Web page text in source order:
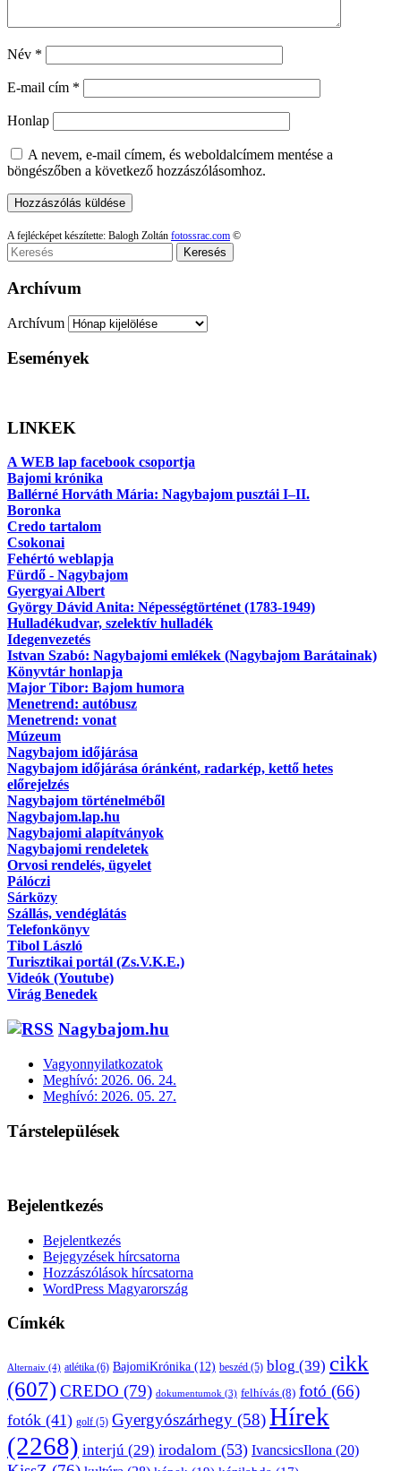
Név *
E-mail cím *
Honlap
A nevem, e-mail címem, és weboldalcímem mentése a
böngészőben a következő hozzászólásomhoz.
A fejlécképet készítette: Balogh Zoltán fotossrac.com ©
Keresés
Archívum
Archívum
Események
LINKEK
A WEB lap facebook csoportja
Bajomi krónika
Ballérné Horváth Mária: Nagybajom pusztái I–II.
Boronka
Credo tartalom
Csokonai
Fehértó weblapja
Fürdő - Nagybajom
Gyergyai Albert
György Dávid Anita: Népességtörténet (1783-1949)
Hulladékudvar, szelektív hulladék
Idegenvezetés
Istvan Szabó: Nagybajomi emlékek (Nagybajom Barátainak)
Könyvtár honlapja
Major Tibor: Bajom humora
Menetrend: autóbusz
Menetrend: vonat
Múzeum
Nagybajom időjárása
Nagybajom időjárása óránként, radarkép, kettő hetes
előrejelzés
Nagybajom történelméből
Nagybajom.lap.hu
Nagybajomi alapítványok
Nagybajomi rendeletek
Orvosi rendelés, ügyelet
Pálóczi
Sárközy
Szállás, vendéglátás
Telefonkönyv
Tibol László
Turisztikai portál (Zs.V.K.E.)
Videók (Youtube)
Virág Benedek
Nagybajom.hu
Vagyonnyilatkozatok
Meghívó: 2026. 06. 24.
Meghívó: 2026. 05. 27.
Társtelepülések
Bejelentkezés
Bejelentkezés
Bejegyzések hírcsatorna
Hozzászólások hírcsatorna
WordPress Magyarország
Címkék
Alternaiv (4) atlétika (6) BajomiKrónika (12) beszéd (5) blog (39) cikk
(607)CREDO (79) dokumentumok (3) felhívás (8) fotó (66)
fotók (41) golf (5) Gyergyószárhegy (58)Hírek
(2268) interjú (29) irodalom (53) IvancsicsIlona (20)